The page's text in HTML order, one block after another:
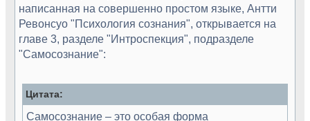
написанная на совершенно простом языке, Антти
Ревонсуо "Психология сознания", открывается на
главе 3, разделе "Интроспекция", подразделе
"Самосознание":
Цитата:
Самосознание – это особая форма